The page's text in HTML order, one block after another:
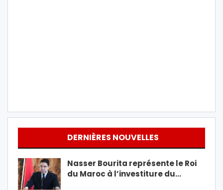
DERNIÈRES NOUVELLES
Nasser Bourita représente le Roi
du Maroc à l’investiture du…